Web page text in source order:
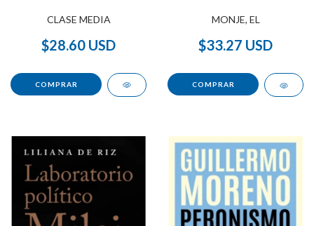
CLASE MEDIA
$28.60 USD
MONJE, EL
$33.27 USD